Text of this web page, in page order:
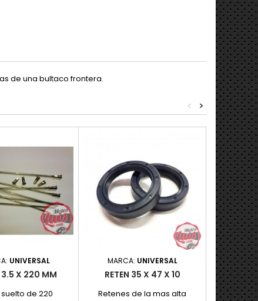
de una bultaco frontera.
>
<
UNIVERSAL
3.5 X 220 MM
de 220
MARCA: UNIVERSAL
RETEN 35 X 47 X 10
Retenes de la mas alta
KIT
Kit de